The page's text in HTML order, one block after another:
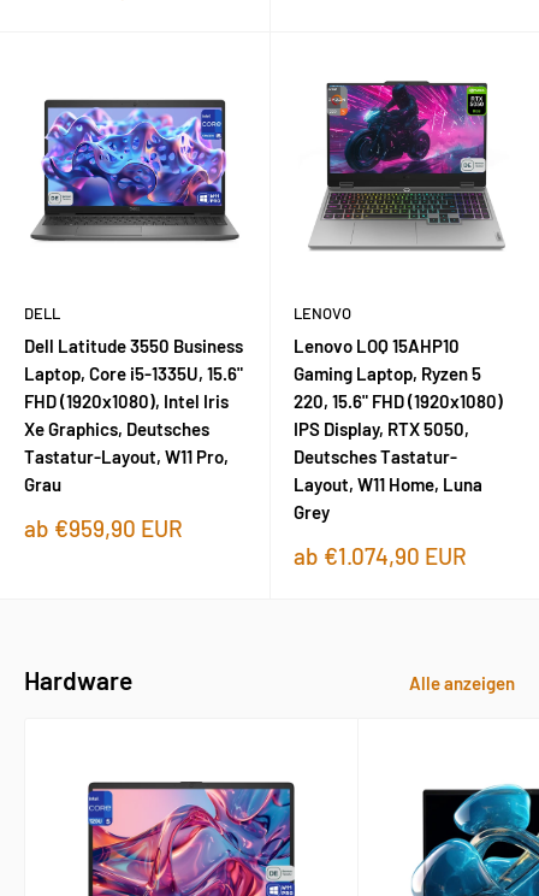
DELL
Dell Latitude 3550 Business
Laptop, Core i5-1335U, 15.6"
FHD (1920x1080), Intel Iris
Xe Graphics, Deutsches
Tastatur-Layout, W11 Pro,
Grau
Sonderpreis
ab €959,90 EUR
LENOVO
Lenovo LOQ 15AHP10
Gaming Laptop, Ryzen 5
220, 15.6" FHD (1920x1080)
IPS Display, RTX 5050,
Deutsches Tastatur-
Layout, W11 Home, Luna
Grey
Sonderpreis
ab €1.074,90 EUR
Hardware Alle anzeigen